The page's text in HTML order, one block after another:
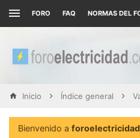
FORO FAQ NORMAS DEL
Inicio Índice general
Bienvenido a